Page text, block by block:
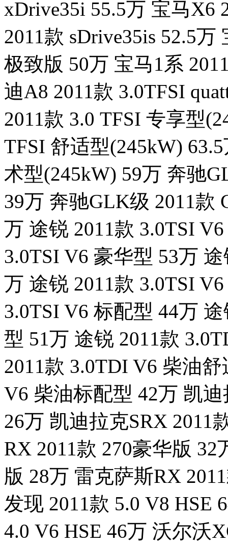
xDrive35i 55.5万 宝马X6
2011款 sDrive35is 52.5万
极致版 50万 宝马1系
迪A8 2011款 3.0TFSI
2011款 3.0 TFSI 专享型
TFSI 舒适型(245kW)
术型(245kW) 59万 奔驰
39万 奔驰GLK级 2011款
万 途锐 2011款 3.0TSI
3.0TSI V6 豪华型 53万
万 途锐 2011款 3.0TSI
3.0TSI V6 标配型 44万
型 51万 途锐 2011款
2011款 3.0TDI V6 柴油
V6 柴油标配型 42万 凯
26万 凯迪拉克SRX 2011
RX 2011款 270豪华版
版 28万 雷克萨斯RX
发现 2011款 5.0 V8 HSE
4.0 V6 HSE 46万 沃尔沃